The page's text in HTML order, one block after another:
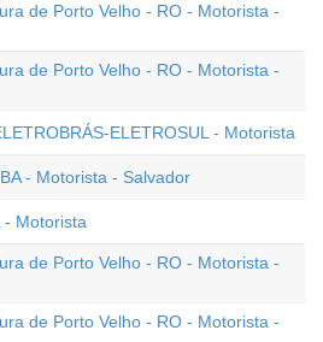
de Porto Velho - RO - Motorista -
de Porto Velho - RO - Motorista -
ELETROSUL - Motorista
- Motorista - Salvador
- Motorista
de Porto Velho - RO - Motorista -
de Porto Velho - RO - Motorista -